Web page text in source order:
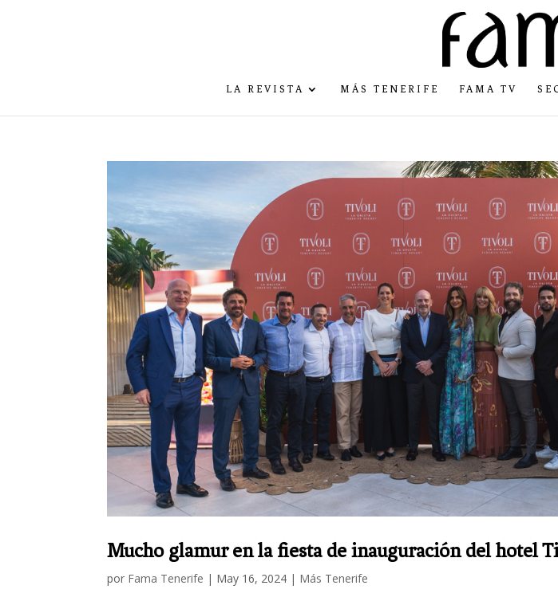
LA REVISTA MÁS TENERIFE FAMA TV
Mucho glamur en la fiesta de inauguración del hotel
por Fama Tenerife | May 16, 2024 | Más Tenerife